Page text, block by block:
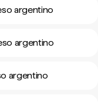
argentino
argentino
argentino